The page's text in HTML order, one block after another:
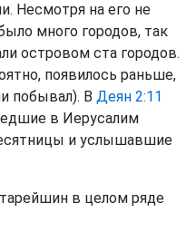
Несмотря на его не
много городов, так
островом ста городов.
появилось раньше,
побывал). В Деян 2:11
в Иерусалим
и услышавшие
в целом ряде